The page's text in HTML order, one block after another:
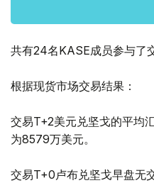
共有24名KASE成员参与了
根据现货市场交易结果：
交易T+2美元兑坚戈的平均
为8579万美元。
交易T+0卢布兑坚戈早盘无